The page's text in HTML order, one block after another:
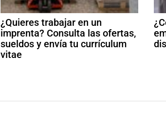
¿Quieres trabajar en un
imprenta? Consulta las ofertas,
sueldos y envía tu currículum
vitae